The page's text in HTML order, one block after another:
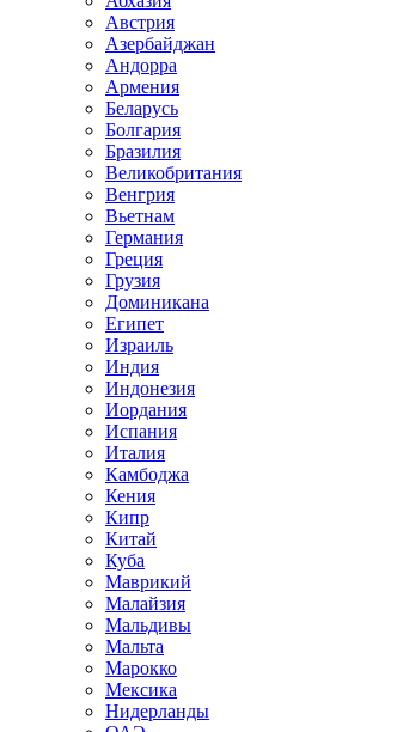
Австрия
Азербайджан
Андорра
Армения
Беларусь
Болгария
Бразилия
Великобритания
Венгрия
Вьетнам
Германия
Греция
Грузия
Доминикана
Египет
Израиль
Индия
Индонезия
Иордания
Испания
Италия
Камбоджа
Кения
Кипр
Китай
Куба
Маврикий
Малайзия
Мальдивы
Мальта
Марокко
Мексика
Нидерланды